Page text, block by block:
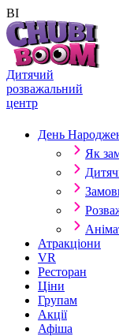
ВІ
Skip to content
Дитячий
розважальний
центр
День
Як
Атракціони
VR
Ресторан
Ціни
Групам
Акції
Афіша